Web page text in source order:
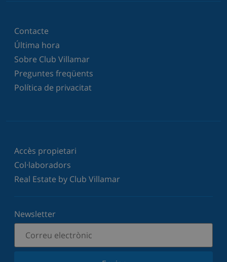
Contacte
Última hora
Sobre Club Villamar
Preguntes freqüents
Política de privacitat
Accès propietari
Col·laboradors
Real Estate by Club Villamar
Newsletter